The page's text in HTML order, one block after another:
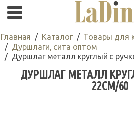
Главная Каталог
Товары для
Дуршлаги, сита оптом
Дуршлаг металл круглый с
ДУРШЛАГ МЕТАЛЛ
22СМ/60